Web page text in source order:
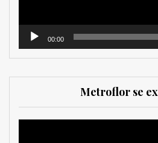
00:00
Metroflor se